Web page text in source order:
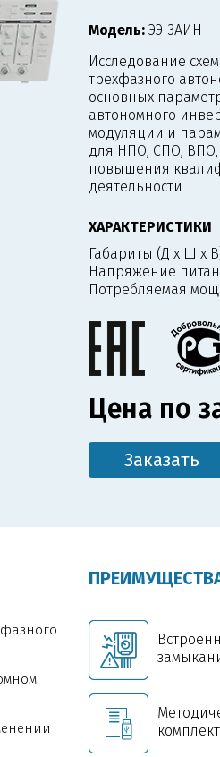
Модель:ЭЭ-3АИН
Исследование
трехфазного
основных
автономного
модуляции и
для НПО, СПО, ВПО,
повышения
деятельности
ХАРАКТЕРИСТИКИ
Габариты (Д х Ш х
Напряжение
Потребляемая
Цена по
Заказать